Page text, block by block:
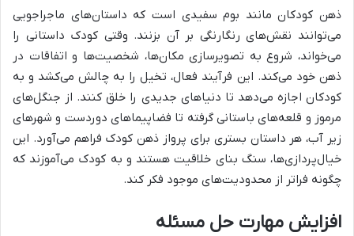
ذهن کودکان مانند بوم سفیدی است که داستان‌های ماجراجویی
می‌توانند نقش‌های رنگارنگی بر آن بزنند. وقتی کودک داستانی را
می‌خواند، شروع به تصویرسازی مکان‌ها، شخصیت‌ها و اتفاقات در
ذهن خود می‌کند. این فرآیند فعال، تخیل را به چالش می‌کشد و به
کودکان اجازه می‌دهد تا دنیاهای جدیدی را خلق کنند. از جنگل‌های
مرموز و قلعه‌های باستانی گرفته تا فضاپیماهای دوردست و شهرهای
زیر آب، هر داستان بستری برای پرواز ذهن کودک فراهم می‌آورد. این
خیال‌پردازی‌ها، سنگ بنای خلاقیت هستند و به کودک می‌آموزند که
چگونه فراتر از محدودیت‌های موجود فکر کند.
افزایش مهارت حل مسئله